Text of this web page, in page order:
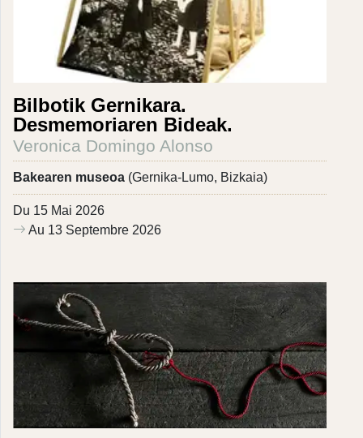
Bilbotik Gernikara.
Desmemoriaren Bideak.
Veronica Domingo Alonso
Bakearen museoa (Gernika-Lumo, Bizkaia)
Du 15 Mai 2026
Au 13 Septembre 2026